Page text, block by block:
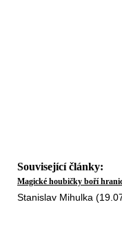
Související články:
Magické houbičky boří
Stanislav Mihulka